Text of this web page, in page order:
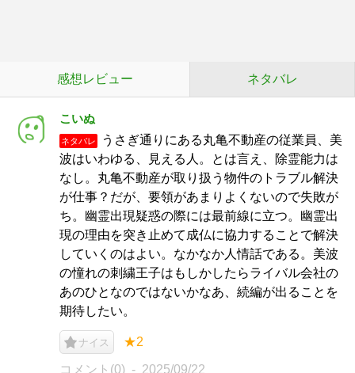
感想レビュー ネタバレ
こいぬ
ネタバレ
うさぎ通りにある丸亀不動産の従業員、美
波はいわゆる、見える人。とは言え、除霊能力は
なし。丸亀不動産が取り扱う物件のトラブル解決
が仕事？だが、要領があまりよくないので失敗が
ち。幽霊出現疑惑の際には最前線に立つ。幽霊出
現の理由を突き止めて成仏に協力することで解決
していくのはよい。なかなか人情話である。美波
の憧れの刺繍王子はもしかしたらライバル会社の
あのひとなのではないかなあ、続編が出ることを
期待したい。
ナイス ★2
コメント(0) 2025/09/22